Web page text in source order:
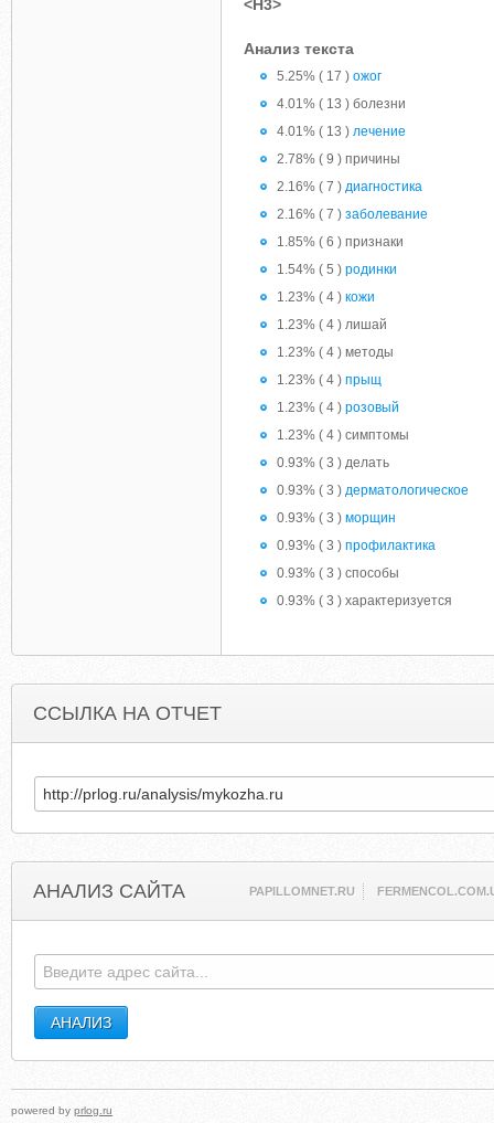
<H3>
Анализ текста
5.25% ( 17 ) ожог
4.01% ( 13 ) болезни
4.01% ( 13 ) лечение
2.78% ( 9 ) причины
2.16% ( 7 ) диагностика
2.16% ( 7 ) заболевание
1.85% ( 6 ) признаки
1.54% ( 5 ) родинки
1.23% ( 4 ) кожи
1.23% ( 4 ) лишай
1.23% ( 4 ) методы
1.23% ( 4 ) прыщ
1.23% ( 4 ) розовый
1.23% ( 4 ) симптомы
0.93% ( 3 ) делать
0.93% ( 3 ) дерматологическое
0.93% ( 3 ) морщин
0.93% ( 3 ) профилактика
0.93% ( 3 ) способы
0.93% ( 3 ) характеризуется
ССЫЛКА НА ОТЧЕТ
АНАЛИЗ САЙТА PAPILLOMNET.RU
powered by prlog.ru